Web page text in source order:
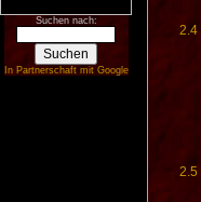
Suchen nach:
In Partnerschaft mit Google
2.4
2.5